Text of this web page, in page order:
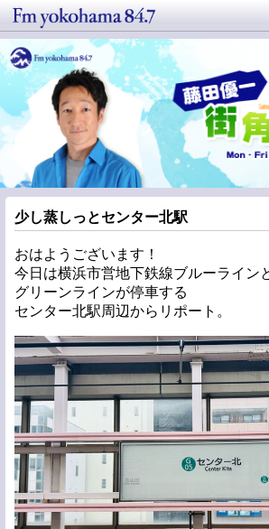
少し蒸しっとセンター北駅
おはようございます！
今日は横浜市営地下鉄線ブルーライン
グリーンラインが停車する
センター北駅周辺からリポート。